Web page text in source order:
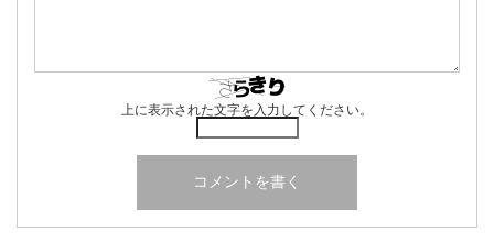
上に表示された文字を入力してください。